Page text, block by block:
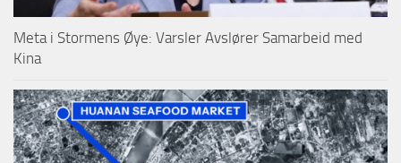
Meta i Stormens Øye: Varsler Avslører Samarbeid med
Kina